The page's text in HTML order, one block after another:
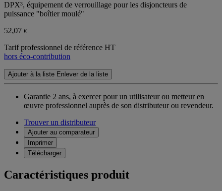
DPX³, équipement de verrouillage pour les disjoncteurs de
puissance "boîtier moulé"
52,07 €
Tarif professionnel de référence HT
hors éco-contribution
Ajouter à la liste Enlever de la liste
Garantie 2 ans, à exercer pour un utilisateur ou metteur en
œuvre professionnel auprès de son distributeur ou revendeur.
Trouver un distributeur
Ajouter au comparateur
Imprimer
Télécharger
Caractéristiques produit